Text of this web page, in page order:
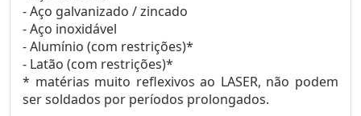
- Aço galvanizado / zincado
- Aço inoxidável
- Alumínio (com restrições)*
- Latão (com restrições)*
* matérias muito reflexivos ao LASER, não podem
ser soldados por períodos prolongados.